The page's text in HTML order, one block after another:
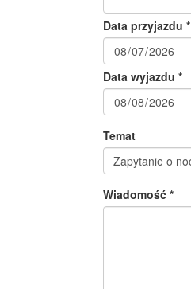
Data przyjazdu *
Data wyjazdu *
Temat
Wiadomość *